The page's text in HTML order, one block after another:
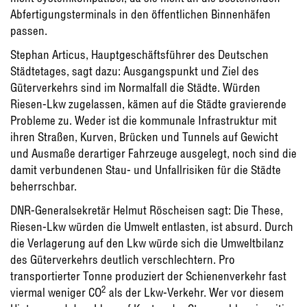
Abfertigungsterminals in den öffentlichen Binnenhäfen
passen.
Stephan Articus, Hauptgeschäftsführer des Deutschen
Städtetages, sagt dazu: Ausgangspunkt und Ziel des
Güterverkehrs sind im Normalfall die Städte. Würden
Riesen-Lkw zugelassen, kämen auf die Städte gravierende
Probleme zu. Weder ist die kommunale Infrastruktur mit
ihren Straßen, Kurven, Brücken und Tunnels auf Gewicht
und Ausmaße derartiger Fahrzeuge ausgelegt, noch sind die
damit verbundenen Stau- und Unfallrisiken für die Städte
beherrschbar.
DNR-Generalsekretär Helmut Röscheisen sagt: Die These,
Riesen-Lkw würden die Umwelt entlasten, ist absurd. Durch
die Verlagerung auf den Lkw würde sich die Umweltbilanz
des Güterverkehrs deutlich verschlechtern. Pro
transportierter Tonne produziert der Schienenverkehr fast
viermal weniger CO2 als der Lkw-Verkehr. Wer vor diesem